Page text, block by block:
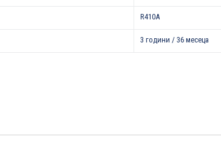
R410A
3 години / 36 месеца